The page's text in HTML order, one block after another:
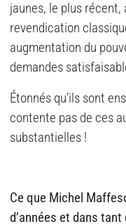
jaunes, le plus récent,
revendication
augmentation du
demandes
Étonnés qu’ils sont
contente pas de ces
substantielles !
Ce que Michel
d’années et dans tant